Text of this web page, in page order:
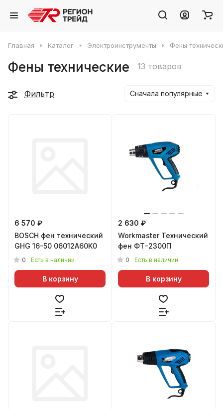
Главная Каталог Электроинструменты Фены
Фены технические 13 товаров
Фильтр Сначала популярные
6 570 ₽
BOSCH фен технический
GHG 16-50 06012A60K0
0 Есть в наличии
В корзину
2 630 ₽
Workmaster Технический
фен ФТ-2300П
0 Есть в наличии
В корзину